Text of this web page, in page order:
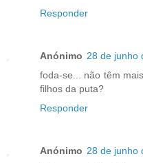
Responder
Anónimo 28 de junho
foda-se... não têm
filhos da puta?
Responder
Anónimo 28 de junho